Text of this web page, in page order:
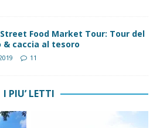
Food Market Tour: Tour del
& caccia al tesoro
11
I PIU’ LETTI